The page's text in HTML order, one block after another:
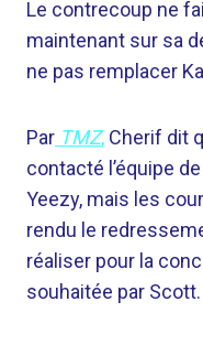
Le contrecoup ne
maintenant sur sa
ne pas remplacer
Par TMZ, Cherif dit
contacté l’équipe
Yeezy, mais les
rendu le
réaliser pour la
souhaitée par Scott.